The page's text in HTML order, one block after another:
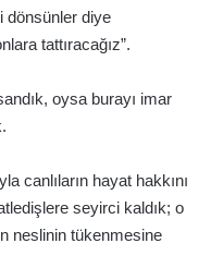
dönsünler diye
tattıracağız”.
oysa burayı imar
canlıların hayat hakkını
seyirci kaldık; o
neslinin tükenmesine